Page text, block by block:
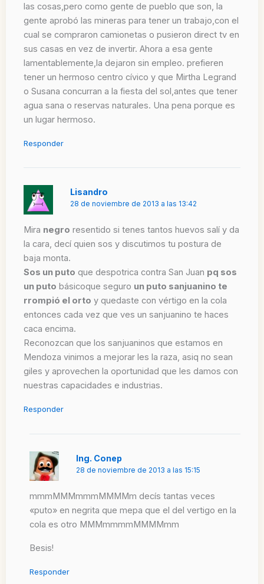
las cosas,pero como gente de pueblo que son, la
gente aprobó las mineras para tener un trabajo,con el
cual se compraron camionetas o pusieron direct tv en
sus casas en vez de invertir. Ahora a esa gente
lamentablemente,la dejaron sin empleo. prefieren
tener un hermoso centro cívico y que Mirtha Legrand
o Susana concurran a la fiesta del sol,antes que tener
agua sana o reservas naturales. Una pena porque es
un lugar hermoso.
Responder
Lisandro
28 de noviembre de 2013 a las 13:42
Mira negro resentido si tenes tantos huevos salí y da
la cara, decí quien sos y discutimos tu postura de
baja monta.
Sos un puto que despotrica contra San Juan pq sos
un puto básicoque seguro un puto sanjuanino te
rrompió el orto y quedaste con vértigo en la cola
entonces cada vez que ves un sanjuanino te haces
caca encima.
Reconozcan que los sanjuaninos que estamos en
Mendoza vinimos a mejorar les la raza, asiq no sean
giles y aprovechen la oportunidad que les damos con
nuestras capacidades e industrias.
Responder
Ing. Conep
28 de noviembre de 2013 a las 15:15
mmmMMMmmmMMMMm decís tantas veces
«puto» en negrita que mepa que el del vertigo en la
cola es otro MMMmmmmMMMMmm
Besis!
Responder